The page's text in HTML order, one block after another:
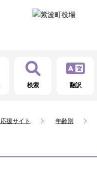
検索 翻訳
援サイト 年齢別